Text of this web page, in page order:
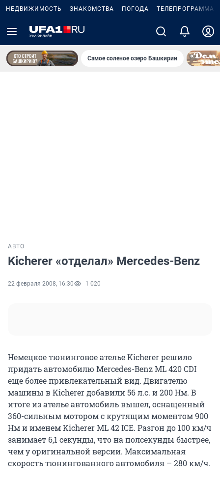
НЕДВИЖИМОСТЬ ЗНАКОМСТВА ПОГОДА ТЕЛЕПРОГРАММА
Самое соленое озеро Башкирии
АВТО
Kicherer «отделал» Mercedes-Benz
22 февраля 2008, 16:30 1 020
Немецкое тюнинговое ателье Kicherer решило
придать автомобилю Mercedes-Benz ML 420 CDI
еще более привлекательный вид. Двигателю
машины в Kicherer добавили 56 л.с. и 200 Нм. В
итоге из ателье автомобиль вышел, оснащенный
360-сильным мотором с крутящим моментом 900
Нм и именем Kicherer ML 42 ICE. Разгон до 100 км/ч
занимает 6,1 секунды, что на полсекунды быстрее,
чем у оригинальной версии. Максимальная
скорость тюнингованного автомобиля – 280 км/ч.